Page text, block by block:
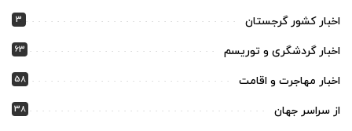
اخبار کشور گرجستان 3
اخبار گردشگری و توریسم 63
اخبار مهاجرت و اقامت 58
از سراسر جهان 38